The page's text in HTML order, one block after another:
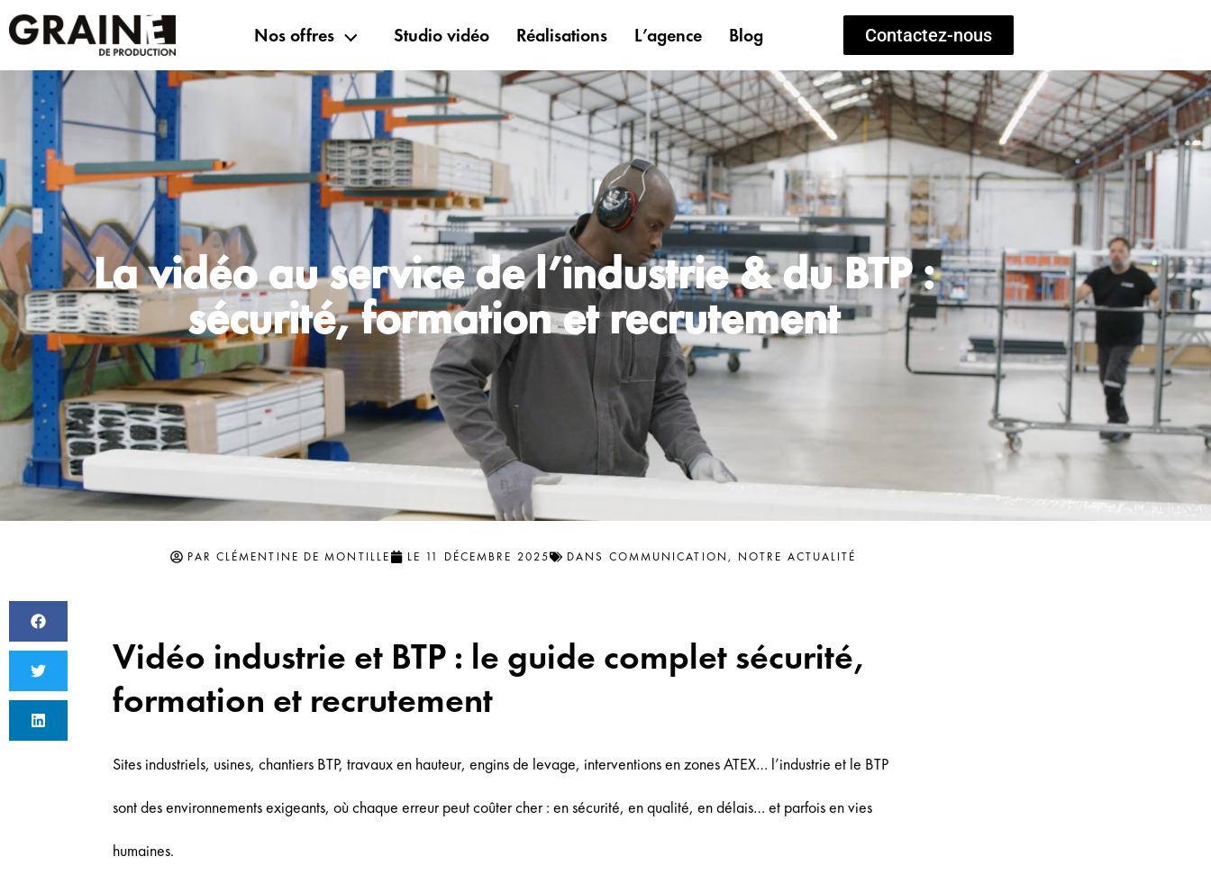
Nos offres Studio vidéo Réalisations L’agence Blog Contactez-nous
La vidéo au service de l’industrie & du BTP :
sécurité, formation et recrutement
PAR CLÉMENTINE DE MONTILLE LE 11 DÉCEMBRE 2025 DANS COMMUNICATION , NOTRE ACTUALITÉ
Vidéo industrie et BTP : le guide complet sécurité,
formation et recrutement
Sites industriels, usines, chantiers BTP, travaux en hauteur, engins de levage, interventions en zones ATEX… l’industrie et le BTP
sont des environnements exigeants, où chaque erreur peut coûter cher : en sécurité, en qualité, en délais… et parfois en vies
humaines.